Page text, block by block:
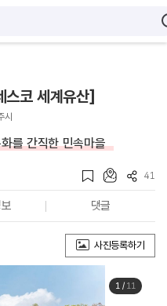
스코 세계유산]
시
를 간직한 민속마을
41
댓글
사진등록하기
1/ 11